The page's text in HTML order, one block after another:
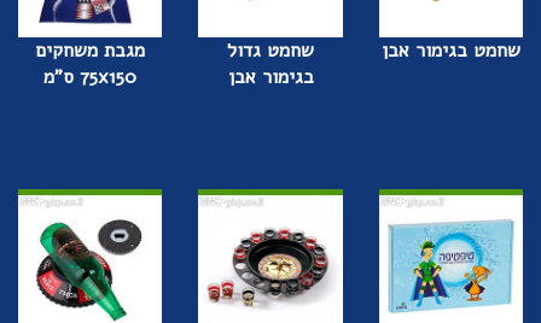
שחמט בגימור אבן
שחמט גדול
בגימור אבן
מגבת משחקים
75x150 ס"מ